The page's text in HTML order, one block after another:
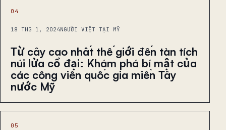
04
18 THG 1, 2024NGƯỜI VIỆT TẠI MỸ
Từ cây cao nhất thế giới đến tàn tích
núi lửa cổ đại: Khám phá bí mật của
các công viên quốc gia miền Tây
nước Mỹ
05